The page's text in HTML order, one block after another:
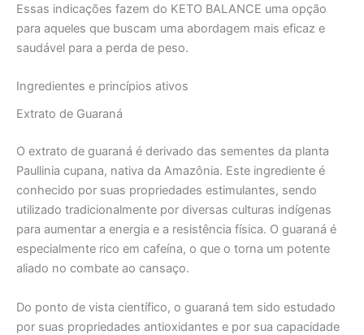
Essas indicações fazem do KETO BALANCE uma opção
para aqueles que buscam uma abordagem mais eficaz e
saudável para a perda de peso.
Ingredientes e princípios ativos
Extrato de Guaraná
O extrato de guaraná é derivado das sementes da planta
Paullinia cupana, nativa da Amazônia. Este ingrediente é
conhecido por suas propriedades estimulantes, sendo
utilizado tradicionalmente por diversas culturas indígenas
para aumentar a energia e a resistência física. O guaraná é
especialmente rico em cafeína, o que o torna um potente
aliado no combate ao cansaço.
Do ponto de vista científico, o guaraná tem sido estudado
por suas propriedades antioxidantes e por sua capacidade